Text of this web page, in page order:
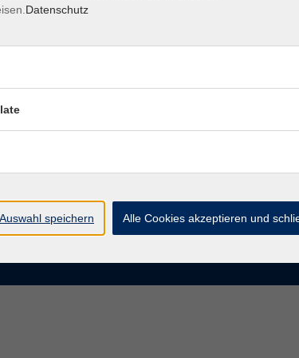
0
Datenschutz
Auswahl speichern Alle Cookies akzeptieren und